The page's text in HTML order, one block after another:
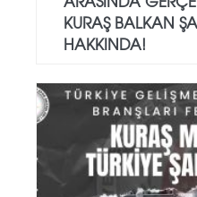
KURAŞ BALKAN
HAKKINDA!